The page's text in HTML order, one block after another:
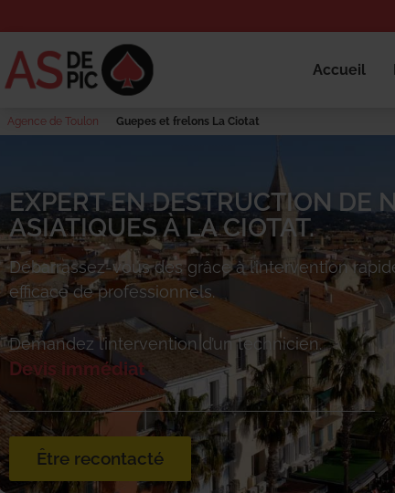
Accueil
Agence de Toulon Guepes et frelons La Ciotat
EXPERT EN DESTRUCTION DE
ASIATIQUES À LA CIOTAT.
Débarrassez-vous desgrâce à l’intervention
efficace de professionnels.
Demandez l’intervention d’un technicien.
Devis immédiat
Être recontacté